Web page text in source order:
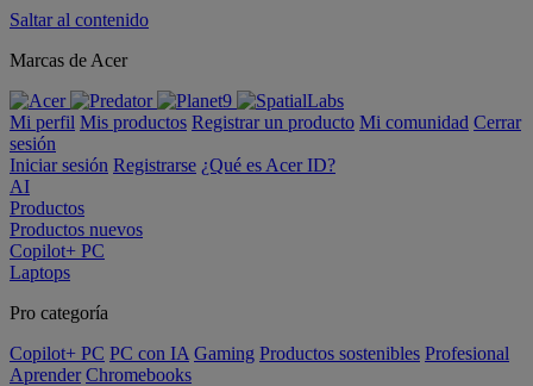
Saltar al contenido
Marcas de Acer
Mi perfil Mis productos Registrar un producto Mi comunidad Cerrar
sesión
Iniciar sesión Registrarse ¿Qué es Acer ID?
AI
Productos
Productos nuevos
Copilot+ PC
Laptops
Pro categoría
Copilot+ PC PC con IA Gaming Productos sostenibles Profesional
Aprender Chromebooks